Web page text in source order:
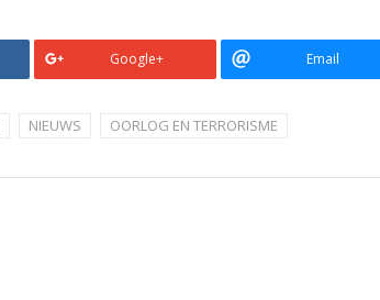
Google+ Email
NIEUWS OORLOG EN TERRORISME